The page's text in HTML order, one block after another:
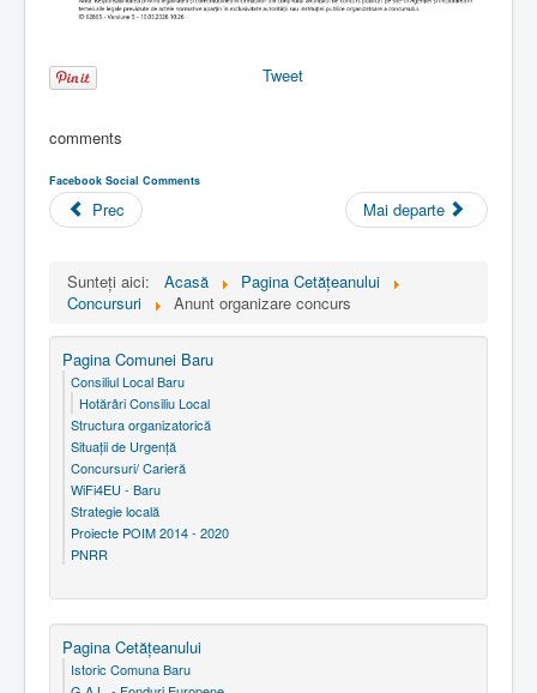
Tweet
comments
Facebook Social Comments
Prec Mai departe
Sunteți aici: Acasă
Pagina Cetăţeanului
Concursuri
Anunt organizare concurs
Pagina Comunei Baru
Consiliul Local Baru
Hotărâri Consiliu Local
Structura organizatorică
Situaţii de Urgenţă
Concursuri/ Carieră
WiFi4EU - Baru
Strategie locală
Proiecte POIM 2014 - 2020
PNRR
Pagina Cetăţeanului
Istoric Comuna Baru